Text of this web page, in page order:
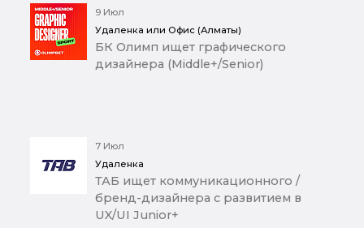
9 Июл
Удаленка или Офис (Алматы)
БК Олимп ищет графического
дизайнера (Middle+/Senior)
7 Июл
Удаленка
ТАБ ищет коммуникационного /
бренд-дизайнера с развитием в
UX/UI Junior+